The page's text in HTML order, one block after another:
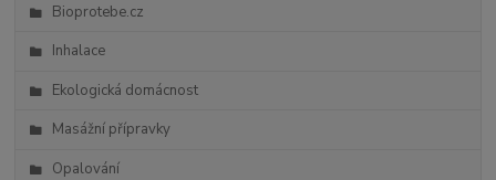
Bioprotebe.cz
Inhalace
Ekologická domácnost
Masážní přípravky
Opalování